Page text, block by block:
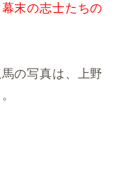
末の志士たちの
の写真は、上野